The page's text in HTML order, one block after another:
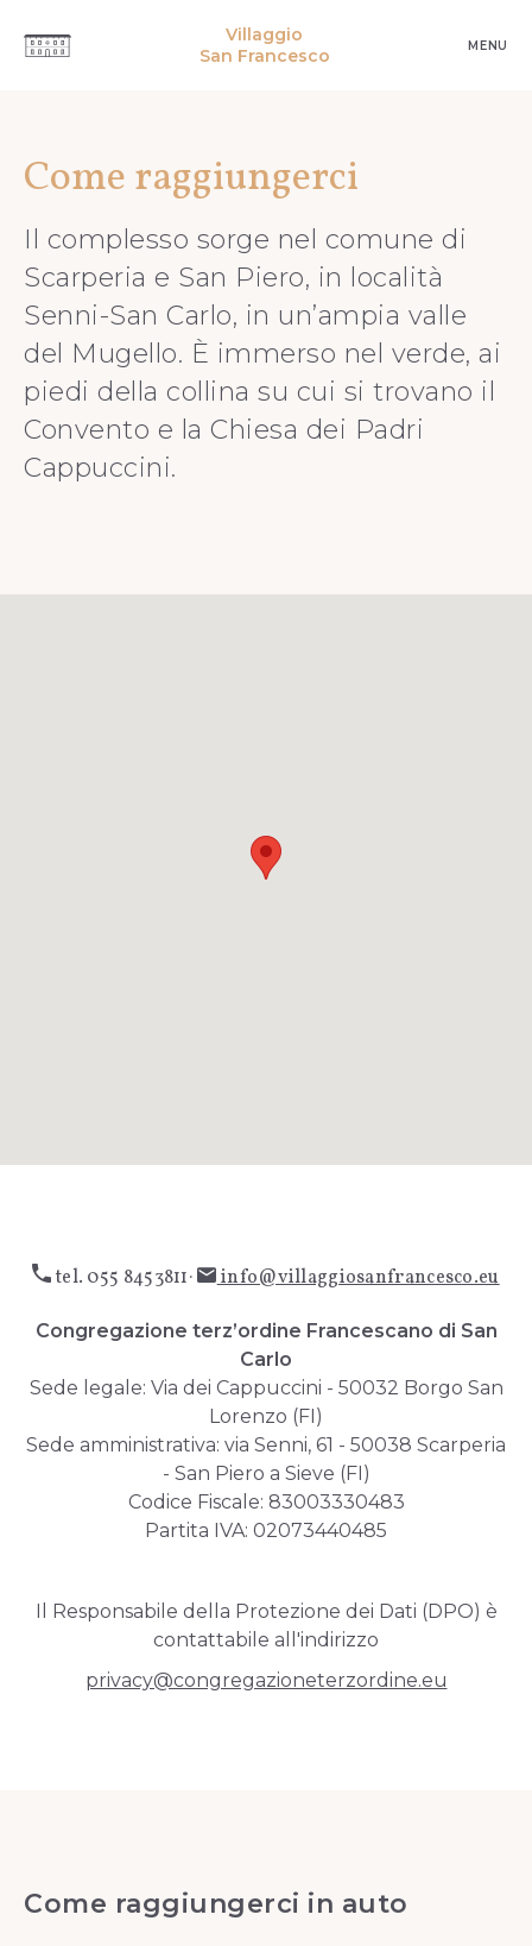
Villaggio
San Francesco
MENU
Come raggiungerci
Il complesso sorge nel comune di
Scarperia e San Piero, in località
Senni-San Carlo, in un’ampia valle
del Mugello. È immerso nel verde, ai
piedi della collina su cui si trovano il
Convento e la Chiesa dei Padri
Cappuccini.
tel. 055 8453811· info@villaggiosanfrancesco.eu
Congregazione terz’ordine Francescano di San
Carlo
Sede legale: Via dei Cappuccini - 50032 Borgo San
Lorenzo (FI)
Sede amministrativa: via Senni, 61 - 50038 Scarperia
- San Piero a Sieve (FI)
Codice Fiscale: 83003330483
Partita IVA: 02073440485
Il Responsabile della Protezione dei Dati (DPO) è
contattabile all'indirizzo
privacy@congregazioneterzordine.eu
Come raggiungerci in auto